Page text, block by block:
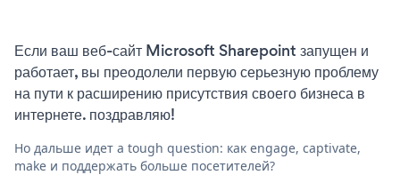
Если ваш веб-сайт Microsoft Sharepoint запущен и
работает, вы преодолели первую серьезную проблему
на пути к расширению присутствия своего бизнеса в
интернете. поздравляю!
Но дальше идет a tough question: как engage, captivate,
make и поддержать больше посетителей?